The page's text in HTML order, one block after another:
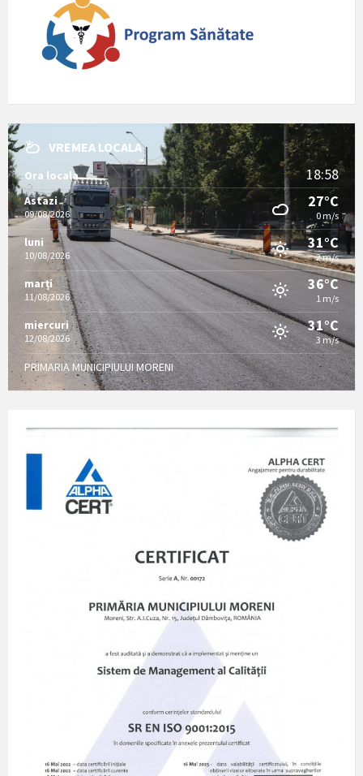
VREMEA LOCALA
Ora locala 18:58
Astazi
09/08/2026
27°C
0 m/s
luni
10/08/2026
31°C
2 m/s
marți
11/08/2026
36°C
1 m/s
miercuri
12/08/2026
31°C
3 m/s
PRIMARIA MUNICIPIULUI MORENI